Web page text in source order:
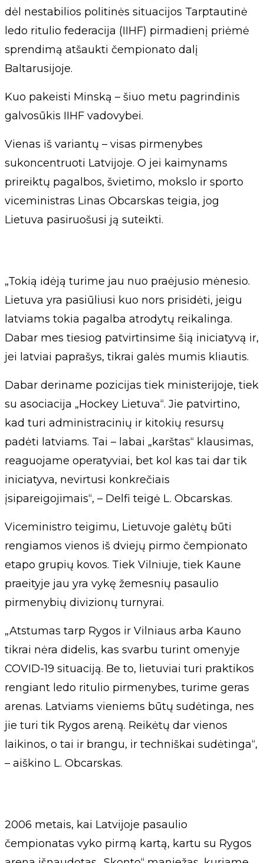
dėl nestabilios politinės situacijos Tarptautinė
ledo ritulio federacija (IIHF) pirmadienį priėmė
sprendimą atšaukti čempionato dalį
Baltarusijoje.
Kuo pakeisti Minską – šiuo metu pagrindinis
galvosūkis IIHF vadovybei.
Vienas iš variantų – visas pirmenybes
sukoncentruoti Latvijoje. O jei kaimynams
prireiktų pagalbos, švietimo, mokslo ir sporto
viceministras Linas Obcarskas teigia, jog
Lietuva pasiruošusi ją suteikti.
„Tokią idėją turime jau nuo praėjusio mėnesio.
Lietuva yra pasiūliusi kuo nors prisidėti, jeigu
latviams tokia pagalba atrodytų reikalinga.
Dabar mes tiesiog patvirtinsime šią iniciatyvą ir,
jei latviai paprašys, tikrai galės mumis kliautis.
Dabar deriname pozicijas tiek ministerijoje, tiek
su asociacija „Hockey Lietuva“. Jie patvirtino,
kad turi administracinių ir kitokių resursų
padėti latviams. Tai – labai „karštas“ klausimas,
reaguojame operatyviai, bet kol kas tai dar tik
iniciatyva, nevirtusi konkrečiais
įsipareigojimais“, – Delfi teigė L. Obcarskas.
Viceministro teigimu, Lietuvoje galėtų būti
rengiamos vienos iš dviejų pirmo čempionato
etapo grupių kovos. Tiek Vilniuje, tiek Kaune
praeityje jau yra vykę žemesnių pasaulio
pirmenybių divizionų turnyrai.
„Atstumas tarp Rygos ir Vilniaus arba Kauno
tikrai nėra didelis, kas svarbu turint omenyje
COVID-19 situaciją. Be to, lietuviai turi praktikos
rengiant ledo ritulio pirmenybes, turime geras
arenas. Latviams vieniems būtų sudėtinga, nes
jie turi tik Rygos areną. Reikėtų dar vienos
laikinos, o tai ir brangu, ir techniškai sudėtinga“,
– aiškino L. Obcarskas.
2006 metais, kai Latvijoje pasaulio
čempionatas vyko pirmą kartą, kartu su Rygos